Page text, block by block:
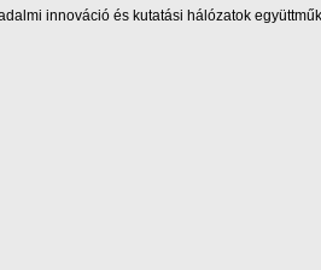
innováció és kutatási hálózatok